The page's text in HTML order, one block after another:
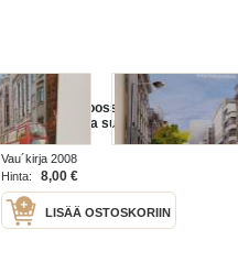
Vilskettä Lontoossa :
Seikkailumatka suurkaupunkiin
Vau´kirja 2008
Hinta:
8,00 €
LISÄÄ OSTOSKORIIN